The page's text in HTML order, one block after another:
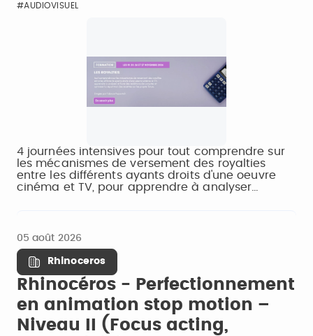
#AUDIOVISUEL
4 journées intensives pour tout comprendre sur
les mécanismes de versement des royalties
entre les différents ayants droits d'une oeuvre
cinéma et TV, pour apprendre à analyser…
05 août 2026
Rhinoceros
Rhinocéros - Perfectionnement
en animation stop motion –
Niveau II (Focus acting,